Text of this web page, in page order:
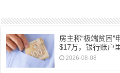
房主称“极端贫困
$17万，银行账户
2026-08-08